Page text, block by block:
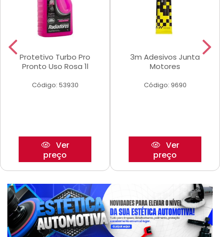
Protetivo Turbo Pro
Pronto Uso Rosa 1l
Código: 53930
Ver
preço
3m Adesivos Junta
Motores
Código: 9690
Ver
preço